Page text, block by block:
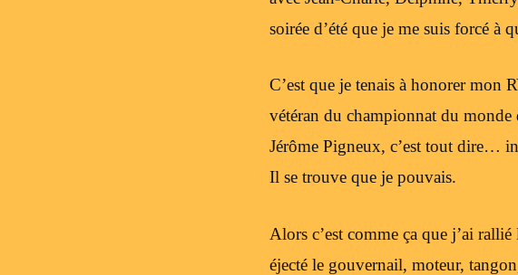
soirée d’été que je me suis forcé
C’est que je tenais à honorer mon
vétéran du championnat du monde
Jérôme Pigneux, c’est tout dire…
Il se trouve que je pouvais.
Alors c’est comme ça que j’ai
éjecté le gouvernail, moteur,